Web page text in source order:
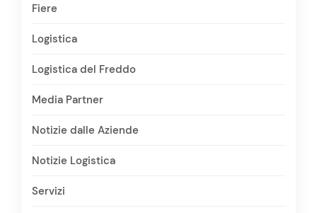
Fiere
Logistica
Logistica del Freddo
Media Partner
Notizie dalle Aziende
Notizie Logistica
Servizi